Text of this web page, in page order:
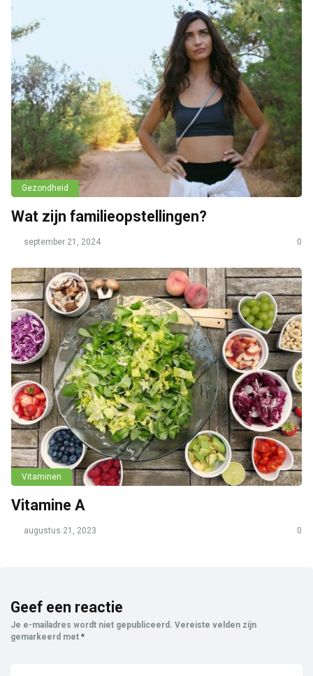
Gezondheid
Wat zijn familieopstellingen?
september 21, 2024 0
Vitaminen
Vitamine A
augustus 21, 2023 0
Geef een reactie
Je e-mailadres wordt niet gepubliceerd. Vereiste velden zijn
gemarkeerd met *